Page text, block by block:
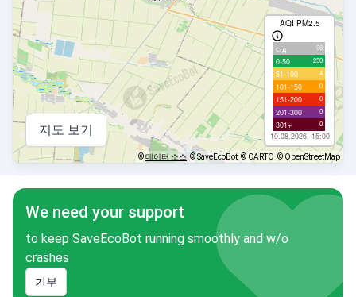
AQI PM2.5
с/д 96
0-50 250
51-100 4
101-150 0
151-200 0
201-300 0
301+ 0
10.08.2026, 15:00
지도 보기
©데이터 소스 © SaveEcoBot © CARTO © OpenStreetMap
We need your support
to keep SaveEcoBot running smoothly and w/o
crashes
기부